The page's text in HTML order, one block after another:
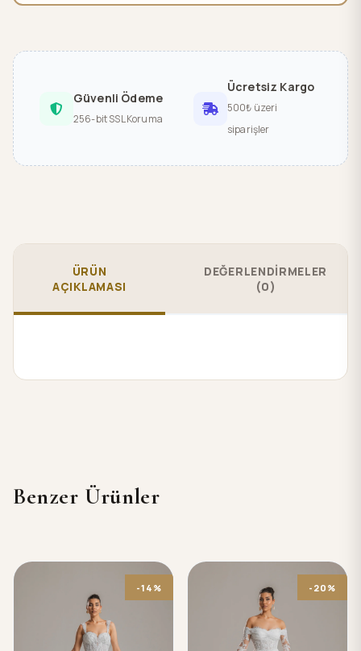
Güvenli Ödeme
256-bit SSL Koruma
Ücretsiz Kargo
500₺ üzeri
siparişler
ÜRÜN
AÇIKLAMASI
DEĞERLENDİRMELER
(0)
Benzer Ürünler
-14% -20%